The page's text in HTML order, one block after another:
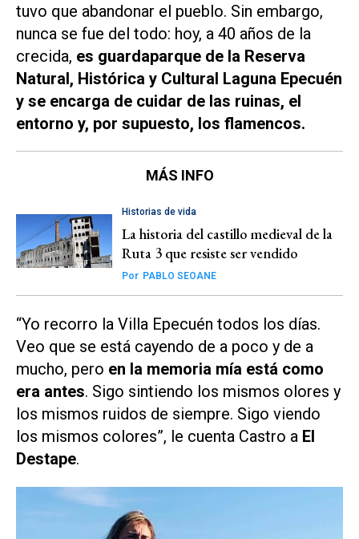
tuvo que abandonar el pueblo. Sin embargo,
nunca se fue del todo: hoy, a 40 años de la
crecida, es guardaparque de la Reserva
Natural, Histórica y Cultural Laguna Epecuén
y se encarga de cuidar de las ruinas, el
entorno y, por supuesto, los flamencos.
MÁS INFO
Historias de vida
La historia del castillo medieval de la
Ruta 3 que resiste ser vendido
Por PABLO SEOANE
“Yo recorro la Villa Epecuén todos los días.
Veo que se está cayendo de a poco y de a
mucho, pero en la memoria mía está como
era antes. Sigo sintiendo los mismos olores y
los mismos ruidos de siempre. Sigo viendo
los mismos colores”, le cuenta Castro a El
Destape.